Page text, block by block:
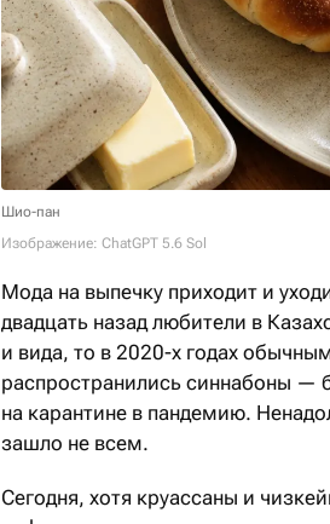
Шио-пан
Изображение: ChatGPT 5.6 Sol
Мода на выпечку приходит и
двадцать назад любители в
и вида, то в 2020-х годах
распространились синнабоны —
на карантине в пандемию.
зашло не всем.
Сегодня, хотя круассаны и